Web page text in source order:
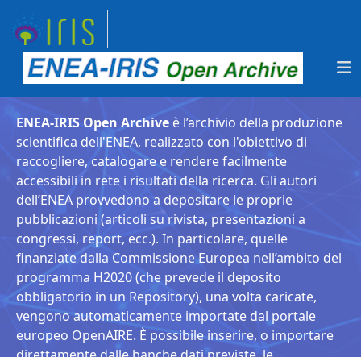
ENEA-IRIS Open Archive è l’archivio della produzione
scientifica dell'ENEA, realizzato con l'obiettivo di
raccogliere, catalogare e rendere facilmente
accessibili in rete i risultati della ricerca. Gli autori
dell’ENEA provvedono a depositare le proprie
pubblicazioni (articoli su rivista, presentazioni a
congressi, report, ecc.). In particolare, quelle
finanziate dalla Commissione Europea nell’ambito del
programma H2020 (che prevede il deposito
obbligatorio in un Repository), una volta caricate,
vengono automaticamente importate dal portale
europeo OpenAIRE. È possibile inserire, o importare